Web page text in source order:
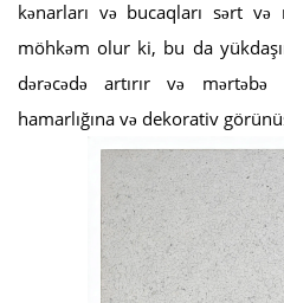
kənarları və bucaqları sərt və
möhkəm olur ki, bu da
dərəcədə artırır və mərtəbə
hamarlığına və dekorativ